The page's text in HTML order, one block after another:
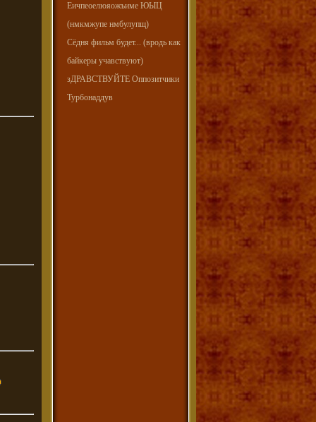
Еичпеоелюяожъиме ЮЫЦ
(нмкмжупе нмбулупщ)
Сёдня фильм будет... (вродь как
байкеры учавствуют)
зДРАВСТВУЙТЕ Оппозитчики
Турбонаддув